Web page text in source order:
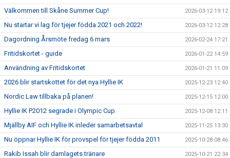
Välkommen till Skåne Summer Cup! 2026-03-12 19:12
Nu startar vi lag för tjejer födda 2021 och 2022! 2026-03-12 12:28
Dagordning Årsmöte fredag 6 mars 2026-02-24 17:21
Fritidskortet - guide 2026-01-22 14:59
Användning av Fritidskortet 2026-01-21 11:09
2026 blir startskottet för det nya Hyllie IK 2025-12-23 12:40
Nordic Law tillbaka på planen! 2025-12-15 12:00
Hyllie IK P2012 segrade i Olympic Cup 2025-12-08 12:11
Mjällby AIF och Hyllie IK inleder samarbetsavtal 2025-11-25 13:30
Nu öppnar Hyllie IK för provspel för tjejer födda 2011 2025-10-28 08:46
Rakib Issah blir damlagets tränare 2025-10-21 22:34